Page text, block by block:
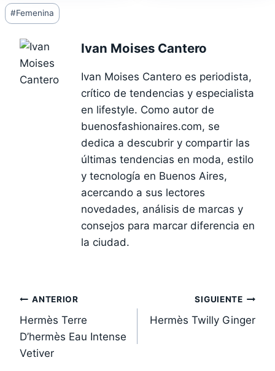
Post
Tags:
#Femenina
Ivan Moises Cantero
Ivan Moises Cantero es periodista,
crítico de tendencias y especialista
en lifestyle. Como autor de
buenosfashionaires.com, se
dedica a descubrir y compartir las
últimas tendencias en moda, estilo
y tecnología en Buenos Aires,
acercando a sus lectores
novedades, análisis de marcas y
consejos para marcar diferencia en
la ciudad.
Navegación
de
entradas
ANTERIOR
Hermès Terre
D’hermès Eau Intense
Vetiver
SIGUIENTE
Hermès Twilly Ginger